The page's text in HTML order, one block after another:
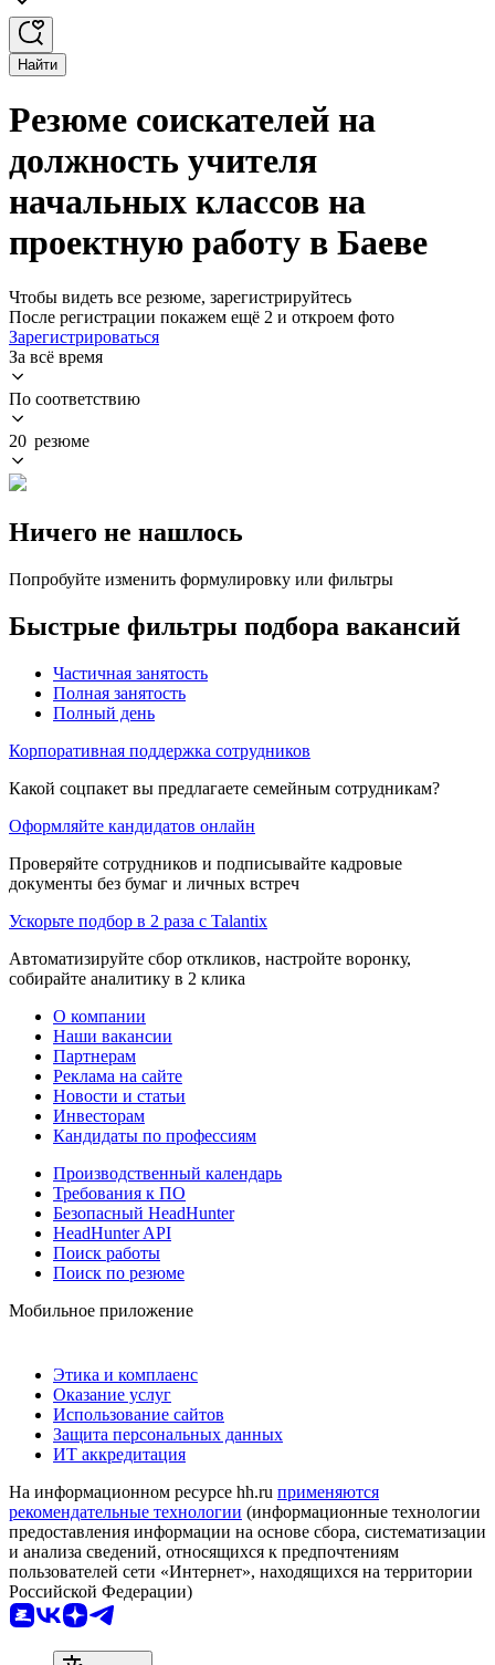
Найти
Резюме соискателей на
должность учителя
начальных классов на
проектную работу в Баеве
Чтобы видеть все резюме, зарегистрируйтесь
После регистрации покажем ещё 2 и откроем фото
Зарегистрироваться
За всё время
По соответствию
20 резюме
Ничего не нашлось
Попробуйте изменить формулировку или фильтры
Быстрые фильтры подбора вакансий
Частичная занятость
Полная занятость
Полный день
Корпоративная поддержка сотрудников
Какой соцпакет вы предлагаете семейным сотрудникам?
Оформляйте кандидатов онлайн
Проверяйте сотрудников и подписывайте кадровые
документы без бумаг и личных встреч
Ускорьте подбор в 2 раза с Talantix
Автоматизируйте сбор откликов, настройте воронку,
собирайте аналитику в 2 клика
О компании
Наши вакансии
Партнерам
Реклама на сайте
Новости и статьи
Инвесторам
Кандидаты по профессиям
Производственный календарь
Требования к ПО
Безопасный HeadHunter
HeadHunter API
Поиск работы
Поиск по резюме
Мобильное приложение
Этика и комплаенс
Оказание услуг
Использование сайтов
Защита персональных данных
ИТ аккредитация
На информационном ресурсе hh.ru применяются
рекомендательные технологии (информационные технологии
предоставления информации на основе сбора, систематизации
и анализа сведений, относящихся к предпочтениям
пользователей сети «Интернет», находящихся на территории
Российской Федерации)